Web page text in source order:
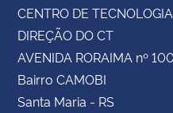
CENTRO DE
DIREÇÃO DO CT
AVENIDA RORAIMA nº
Bairro CAMOBI
Santa Maria - RS